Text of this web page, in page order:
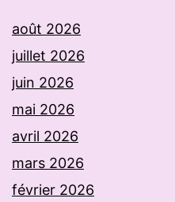
août 2026
juillet 2026
juin 2026
mai 2026
avril 2026
mars 2026
février 2026